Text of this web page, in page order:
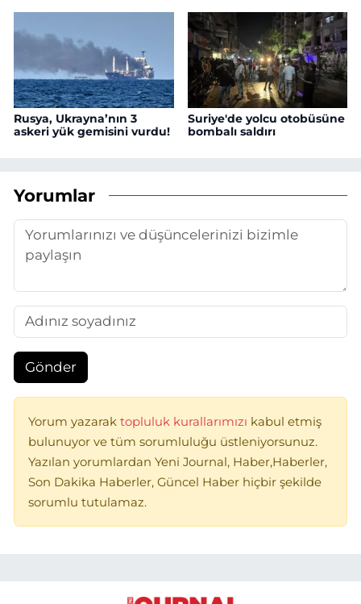
Rusya, Ukrayna’nın 3
askeri yük gemisini vurdu!
Suriye'de yolcu otobüsüne
bombalı saldırı
Yorumlar
Gönder
Yorum yazarak topluluk kurallarımızı kabul etmiş
bulunuyor ve tüm sorumluluğu üstleniyorsunuz.
Yazılan yorumlardan Yeni Journal, Haber,Haberler,
Son Dakika Haberler, Güncel Haber hiçbir şekilde
sorumlu tutulamaz.